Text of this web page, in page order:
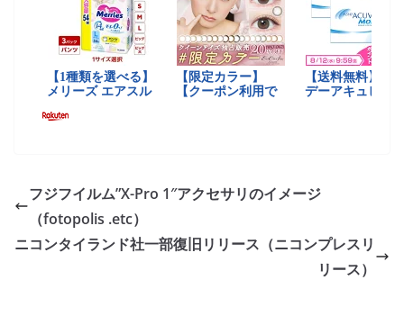
フジフイルム”X-Pro 1″アクセサリのイメージ
（fotopolis .etc）
ニコンタイランド社一部復旧リリース（ニコンプレスリ
リース）